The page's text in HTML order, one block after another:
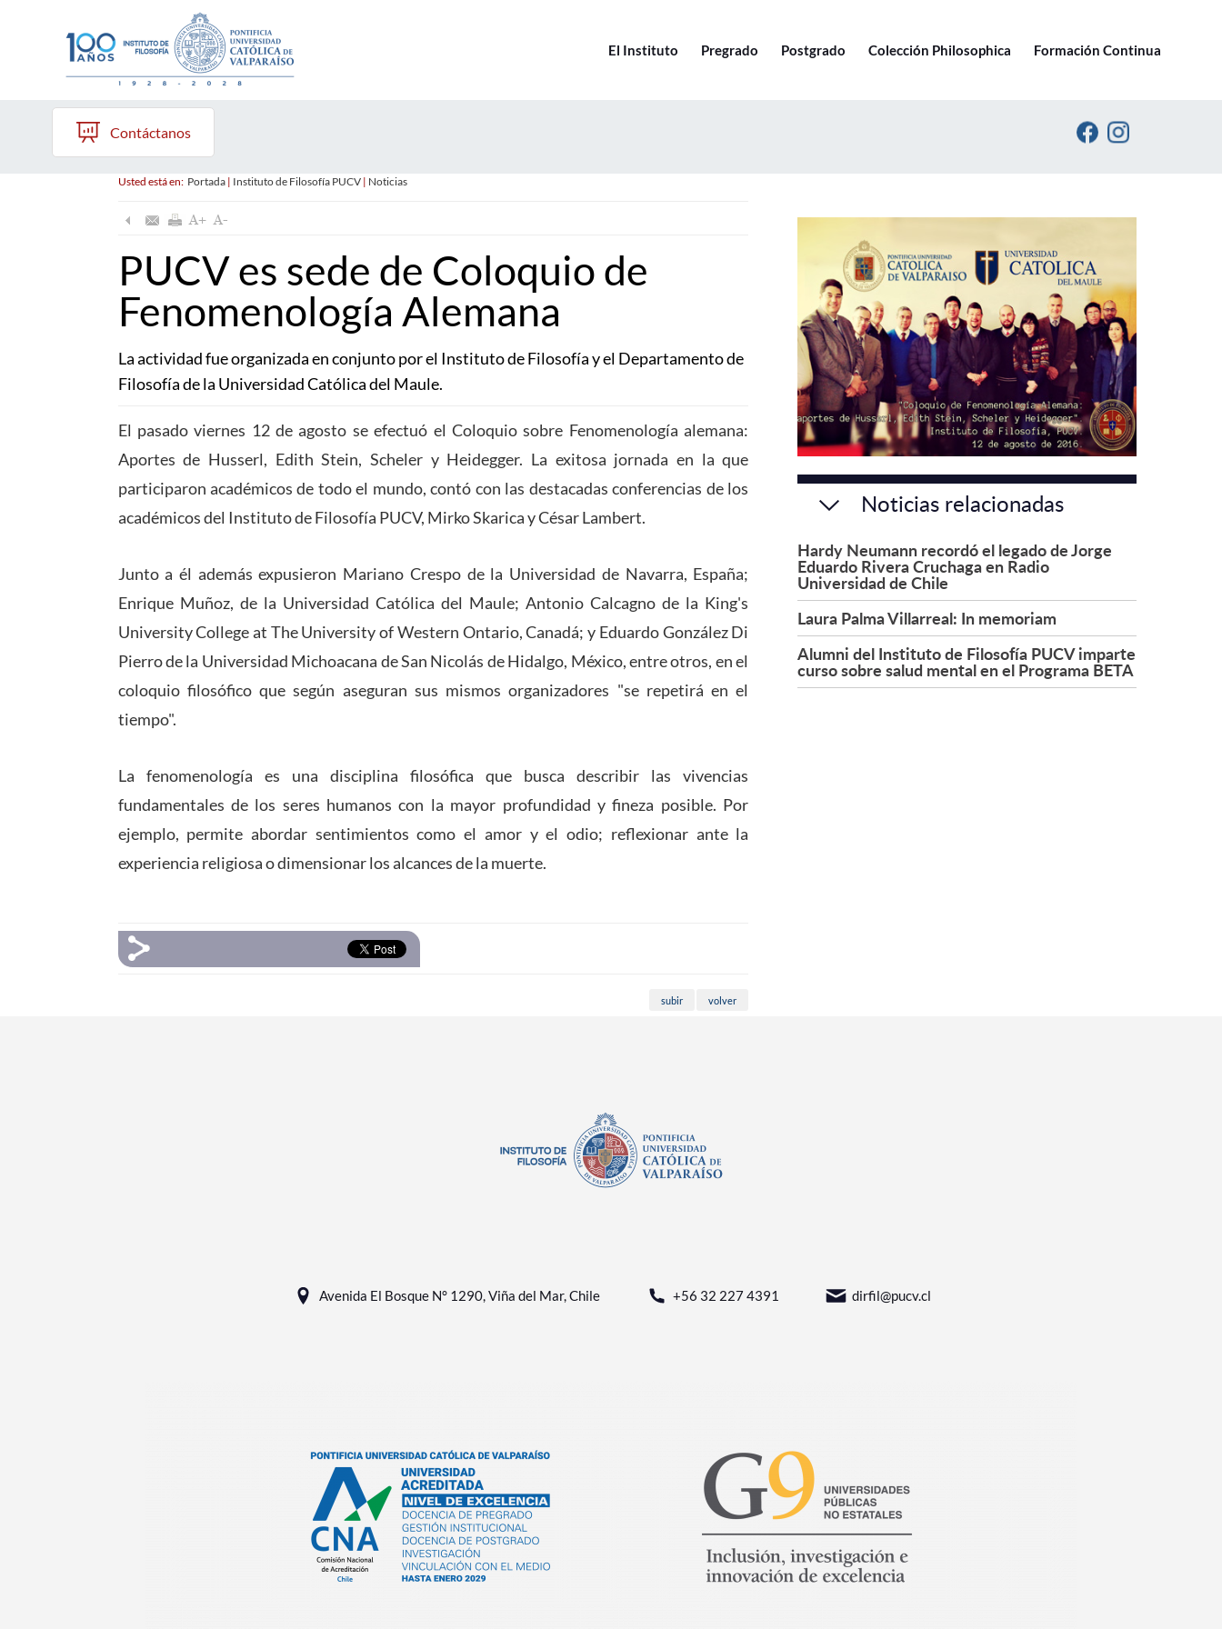
El Instituto Pregrado Postgrado Colección Philosophica Formación Continua
Contáctanos
Usted está en: Portada| Instituto de Filosofía PUCV| Noticias
PUCV es sede de Coloquio de
Fenomenología Alemana
La actividad fue organizada en conjunto por el Instituto de Filosofía y el Departamento de
Filosofía de la Universidad Católica del Maule.
El pasado viernes 12 de agosto se efectuó el Coloquio sobre Fenomenología alemana:
Aportes de Husserl, Edith Stein, Scheler y Heidegger. La exitosa jornada en la que
participaron académicos de todo el mundo, contó con las destacadas conferencias de los
académicos del Instituto de Filosofía PUCV, Mirko Skarica y César Lambert.
Junto a él además expusieron Mariano Crespo de la Universidad de Navarra, España;
Enrique Muñoz, de la Universidad Católica del Maule; Antonio Calcagno de la King's
University College at The University of Western Ontario, Canadá; y Eduardo González Di
Pierro de la Universidad Michoacana de San Nicolás de Hidalgo, México, entre otros, en el
coloquio filosófico que según aseguran sus mismos organizadores "se repetirá en el
tiempo".
La fenomenología es una disciplina filosófica que busca describir las vivencias
fundamentales de los seres humanos con la mayor profundidad y fineza posible. Por
ejemplo, permite abordar sentimientos como el amor y el odio; reflexionar ante la
experiencia religiosa o dimensionar los alcances de la muerte.
subir volver
Noticias relacionadas
Hardy Neumann recordó el legado de Jorge
Eduardo Rivera Cruchaga en Radio
Universidad de Chile
Laura Palma Villarreal: In memoriam
Alumni del Instituto de Filosofía PUCV imparte
curso sobre salud mental en el Programa BETA
Avenida El Bosque N° 1290, Viña del Mar, Chile +56 32 227 4391 dirfil@pucv.cl